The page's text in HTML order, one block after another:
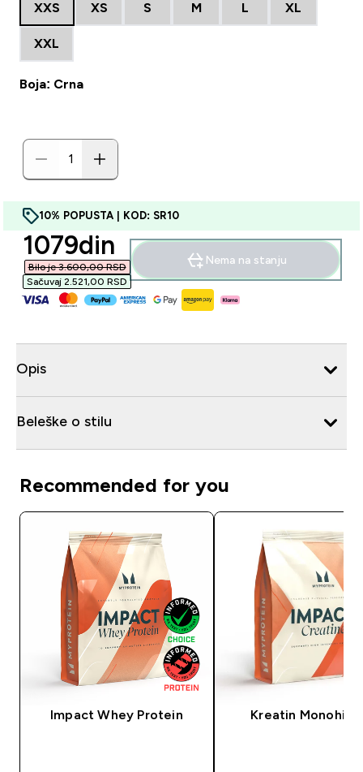
XXS XS S M L XL
XXL
Boja: Crna
10% POPUSTA | KOD: SR10
discounted price
1079din‎
Bilo je 3.600,00 RSD‎
Sačuvaj 2.521,00 RSD‎
Nema na stanju
Opis
Beleške o stilu
Recommended for you
Impact Whey Protein Kreatin